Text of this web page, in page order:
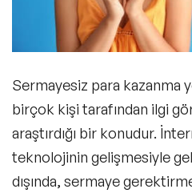
Sermayesiz para kazanma
birçok kişi tarafından ilgi
araştırdığı bir konudur.
teknolojinin gelişmesiyle
dışında, sermaye